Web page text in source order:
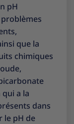
pH
que la
chimiques
a la
dans
le pH de